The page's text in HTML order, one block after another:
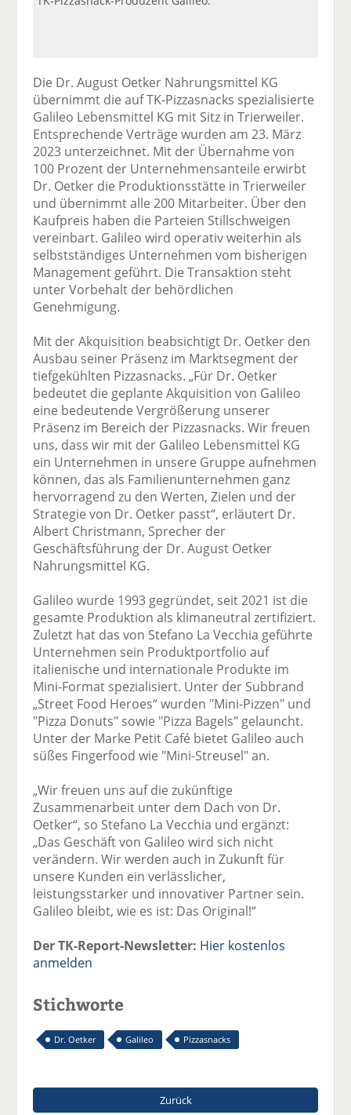
Die Dr. August Oetker Nahrungsmittel KG
übernimmt die auf TK-Pizzasnacks spezialisierte
Galileo Lebensmittel KG mit Sitz in Trierweiler.
Entsprechende Verträge wurden am 23. März
2023 unterzeichnet. Mit der Übernahme von
100 Prozent der Unternehmensanteile erwirbt
Dr. Oetker die Produktionsstätte in Trierweiler
und übernimmt alle 200 Mitarbeiter. Über den
Kaufpreis haben die Parteien Stillschweigen
vereinbart. Galileo wird operativ weiterhin als
selbstständiges Unternehmen vom bisherigen
Management geführt. Die Transaktion steht
unter Vorbehalt der behördlichen
Genehmigung.
Mit der Akquisition beabsichtigt Dr. Oetker den
Ausbau seiner Präsenz im Marktsegment der
tiefgekühlten Pizzasnacks. „Für Dr. Oetker
bedeutet die geplante Akquisition von Galileo
eine bedeutende Vergrößerung unserer
Präsenz im Bereich der Pizzasnacks. Wir freuen
uns, dass wir mit der Galileo Lebensmittel KG
ein Unternehmen in unsere Gruppe aufnehmen
können, das als Familienunternehmen ganz
hervorragend zu den Werten, Zielen und der
Strategie von Dr. Oetker passt“, erläutert Dr.
Albert Christmann, Sprecher der
Geschäftsführung der Dr. August Oetker
Nahrungsmittel KG.
Galileo wurde 1993 gegründet, seit 2021 ist die
gesamte Produktion als klimaneutral zertifiziert.
Zuletzt hat das von Stefano La Vecchia geführte
Unternehmen sein Produktportfolio auf
italienische und internationale Produkte im
Mini-Format spezialisiert. Unter der Subbrand
„Street Food Heroes“ wurden "Mini-Pizzen" und
"Pizza Donuts" sowie "Pizza Bagels" gelauncht.
Unter der Marke Petit Café bietet Galileo auch
süßes Fingerfood wie "Mini-Streusel" an.
„Wir freuen uns auf die zukünftige
Zusammenarbeit unter dem Dach von Dr.
Oetker“, so Stefano La Vecchia und ergänzt:
„Das Geschäft von Galileo wird sich nicht
verändern. Wir werden auch in Zukunft für
unsere Kunden ein verlässlicher,
leistungsstarker und innovativer Partner sein.
Galileo bleibt, wie es ist: Das Original!“
Der TK-Report-Newsletter: Hier kostenlos
anmelden
Stichworte
Dr. Oetker Galileo Pizzasnacks
Zurück